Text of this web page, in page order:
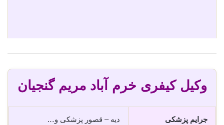
وکیل کیفری خرم آباد مریم گنجیان
جرایم پزشکی دیه – قصور پزشکی و…